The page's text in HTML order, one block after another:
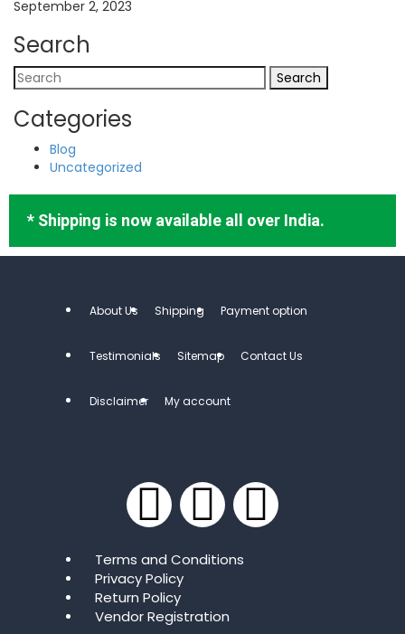
September 2, 2023
Search
Categories
Blog
Uncategorized
* Shipping is now available all over India.
About Us Shipping Payment option
Testimonials Sitemap Contact Us
Disclaimer My account
Terms and Conditions
Privacy Policy
Return Policy
Vendor Registration